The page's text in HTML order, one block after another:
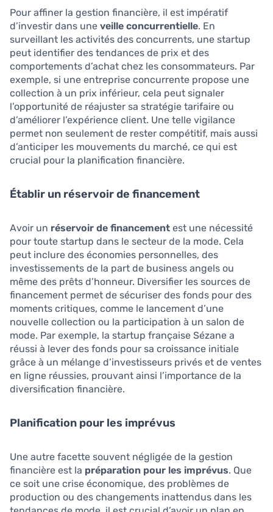
Pour affiner la gestion financière, il est impératif
d’investir dans une veille concurrentielle. En
surveillant les activités des concurrents, une startup
peut identifier des tendances de prix et des
comportements d’achat chez les consommateurs. Par
exemple, si une entreprise concurrente propose une
collection à un prix inférieur, cela peut signaler
l’opportunité de réajuster sa stratégie tarifaire ou
d’améliorer l’expérience client. Une telle vigilance
permet non seulement de rester compétitif, mais aussi
d’anticiper les mouvements du marché, ce qui est
crucial pour la planification financière.
Établir un réservoir de financement
Avoir un réservoir de financement est une nécessité
pour toute startup dans le secteur de la mode. Cela
peut inclure des économies personnelles, des
investissements de la part de business angels ou
même des prêts d’honneur. Diversifier les sources de
financement permet de sécuriser des fonds pour des
moments critiques, comme le lancement d’une
nouvelle collection ou la participation à un salon de
mode. Par exemple, la startup française Sézane a
réussi à lever des fonds pour sa croissance initiale
grâce à un mélange d’investisseurs privés et de ventes
en ligne réussies, prouvant ainsi l’importance de la
diversification financière.
Planification pour les imprévus
Une autre facette souvent négligée de la gestion
financière est la préparation pour les imprévus. Que
ce soit une crise économique, des problèmes de
production ou des changements inattendus dans les